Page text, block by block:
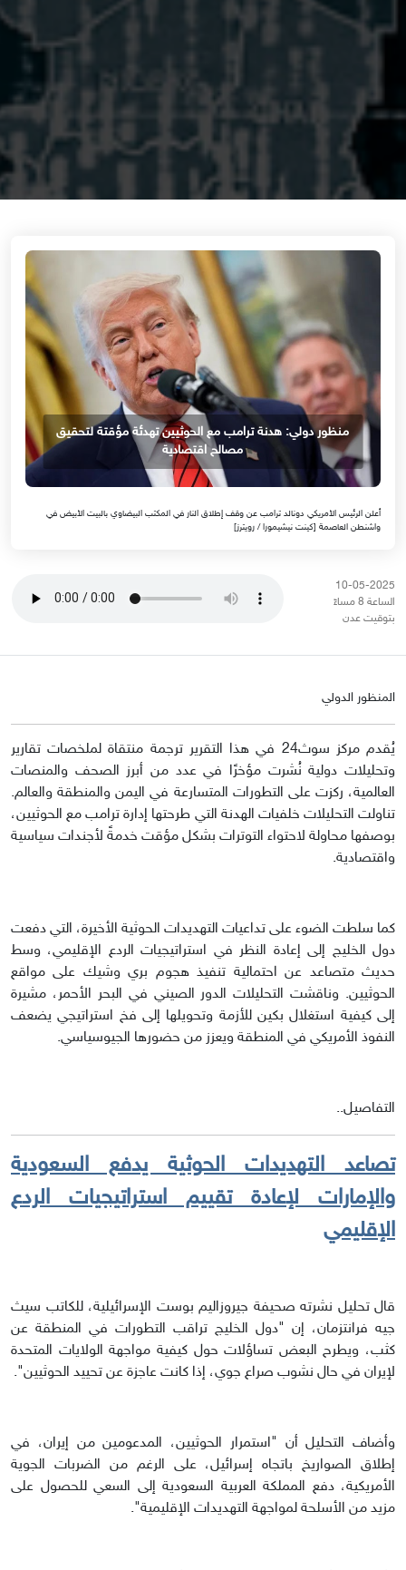
منظور دولي: هدنة ترامب مع الحوثيين تهدئة مؤقتة لتحقيق
مصالح اقتصادية
أعلن الرئيس الأمريكي دونالد ترامب عن وقف إطلاق النار في المكتب البيضاوي بالبيت الأبيض في
واشنطن العاصمة [كينت نيشيمورا / رويترز]
10-05-2025
الساعة 8 مساءً
بتوقيت عدن
المنظور الدولي
يُقدم مركز سوث24 في هذا التقرير ترجمة منتقاة لملخصات تقارير
وتحليلات دولية نُشرت مؤخرًا في عدد من أبرز الصحف والمنصات
العالمية، ركزت على التطورات المتسارعة في اليمن والمنطقة والعالم.
تناولت التحليلات خلفيات الهدنة التي طرحتها إدارة ترامب مع الحوثيين،
بوصفها محاولة لاحتواء التوترات بشكل مؤقت خدمةً لأجندات سياسية
واقتصادية.
كما سلطت الضوء على تداعيات التهديدات الحوثية الأخيرة، التي دفعت
دول الخليج إلى إعادة النظر في استراتيجيات الردع الإقليمي، وسط
حديث متصاعد عن احتمالية تنفيذ هجوم بري وشيك على مواقع
الحوثيين. وناقشت التحليلات الدور الصيني في البحر الأحمر، مشيرة
إلى كيفية استغلال بكين للأزمة وتحويلها إلى فخ استراتيجي يضعف
النفوذ الأمريكي في المنطقة ويعزز من حضورها الجيوسياسي.
التفاصيل..
تصاعد التهديدات الحوثية يدفع السعودية
والإمارات لإعادة تقييم استراتيجيات الردع
الإقليمي
قال تحليل نشرته صحيفة جيروزاليم بوست الإسرائيلية، للكاتب سيث
جيه فرانتزمان، إن "دول الخليج تراقب التطورات في المنطقة عن
كثب، ويطرح البعض تساؤلات حول كيفية مواجهة الولايات المتحدة
لإيران في حال نشوب صراع جوي، إذا كانت عاجزة عن تحييد الحوثيين".
وأضاف التحليل أن "استمرار الحوثيين، المدعومين من إيران، في
إطلاق الصواريخ باتجاه إسرائيل، على الرغم من الضربات الجوية
الأمريكية، دفع المملكة العربية السعودية إلى السعي للحصول على
مزيد من الأسلحة لمواجهة التهديدات الإقليمية".